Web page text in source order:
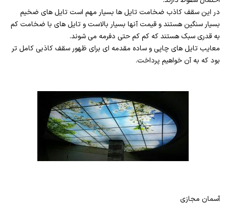
در این سقف کاذب ضخامت تایل ها بسیار مهم است تایل های ضخیم
بسیار سنگین هستند و قیمت آنها بسیار بالاست و تایل های با ضخامت کم
به قدری سبک هستند که کم کم حتی دفرمه می شوند.
معایب تایل های چاپی و ساده مقدمه ای برای ظهور سقف کاذبی کامل تر
بود که به آن خواهیم پرداخت.
آسمان مجازی